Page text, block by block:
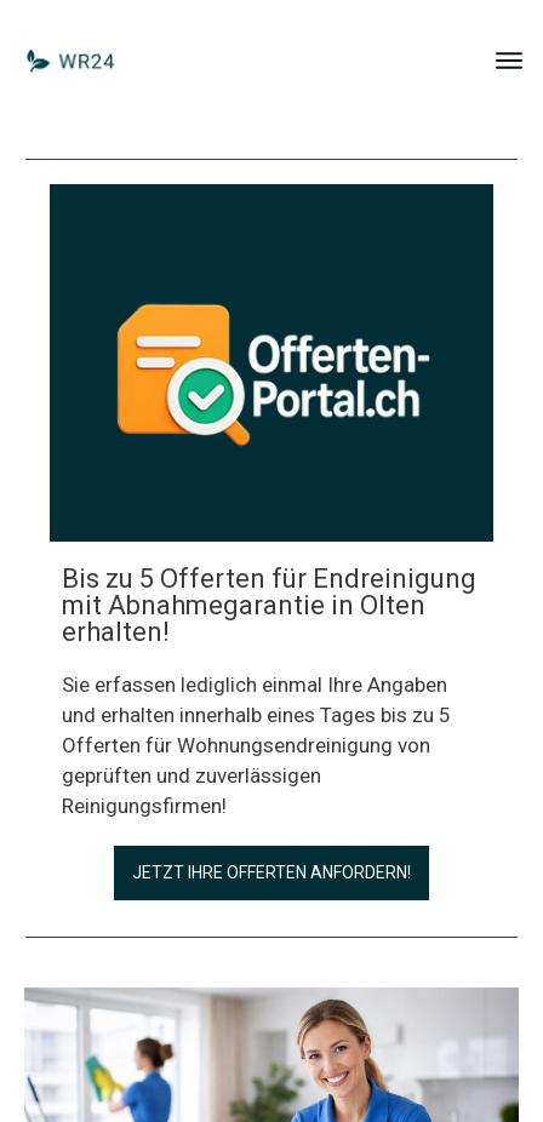
Bis zu 5 Offerten für Endreinigung
mit Abnahmegarantie in Olten
erhalten!
Sie erfassen lediglich einmal Ihre Angaben
und erhalten innerhalb eines Tages bis zu 5
Offerten für Wohnungsendreinigung von
geprüften und zuverlässigen
Reinigungsfirmen!
JETZT IHRE OFFERTEN ANFORDERN!